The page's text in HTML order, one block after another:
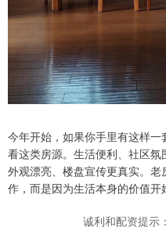
今年开始，如果你手里有这样
看这类房源。生活便利、社区
外观漂亮、楼盘宣传更真实。老
作，而是因为生活本身的价值开
诚利和配资提示